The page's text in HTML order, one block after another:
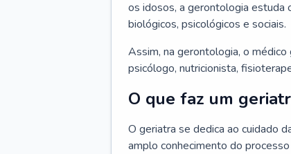
os idosos, a gerontologia estuda
biológicos, psicológicos e sociais.
Assim, na gerontologia, o
psicólogo, nutricionista,
O que faz um
O geriatra se dedica ao cuidado
amplo conhecimento do